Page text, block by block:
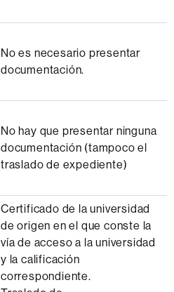
No es necesario presentar
documentación.
No hay que presentar ninguna
documentación (tampoco el
traslado de expediente)
Certificado de la universidad
de origen en el que conste la
vía de acceso a la universidad
y la calificación
correspondiente.